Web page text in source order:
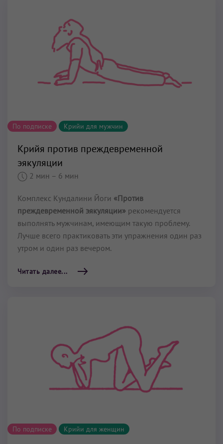
По подписке Крийи для мужчин
Крийя против преждевременной
эякуляции
2 мин – 6 мин
Комплекс Кундалини Йоги «Против
преждевременной эякуляции» рекомендуется
выполнять мужчинам, имеющим такую проблему.
Лучше всего практиковать эти упражнения один раз
утром и один раз вечером.
Читать далее...
По подписке Крийи для женщин